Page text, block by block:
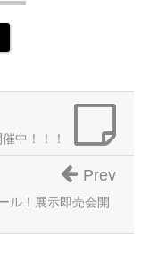
中！！！
ル！展示即売会開
Prev